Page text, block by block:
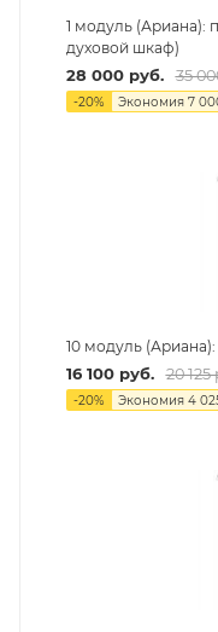
1 модуль (Ариана):
духовой шкаф)
28 000руб. 35
-20% Экономия 7
10 модуль
16 100руб. 20 125
-20% Экономия 4